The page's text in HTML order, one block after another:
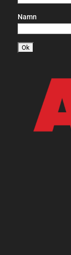
Namn